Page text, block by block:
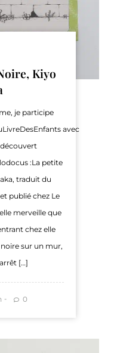
Kiyo
je participe
avec
:La petite
traduit du
publié chez Le
merveille que
chez elle
sur un mur,
[…]
0